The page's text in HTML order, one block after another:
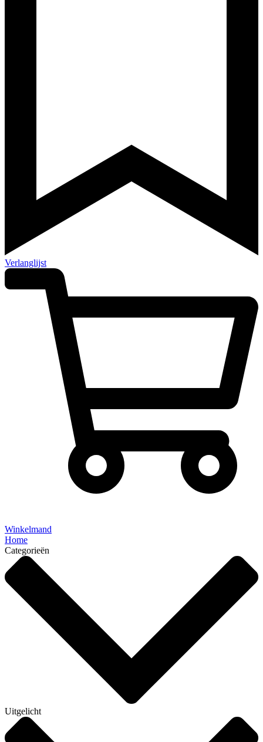
Verlanglijst
Winkelmand
Home
Categorieën
Uitgelicht